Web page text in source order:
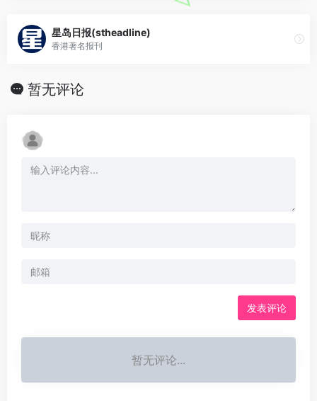
星岛日报(stheadline)
香港著名报刊
暂无评论
发表评论
暂无评论...